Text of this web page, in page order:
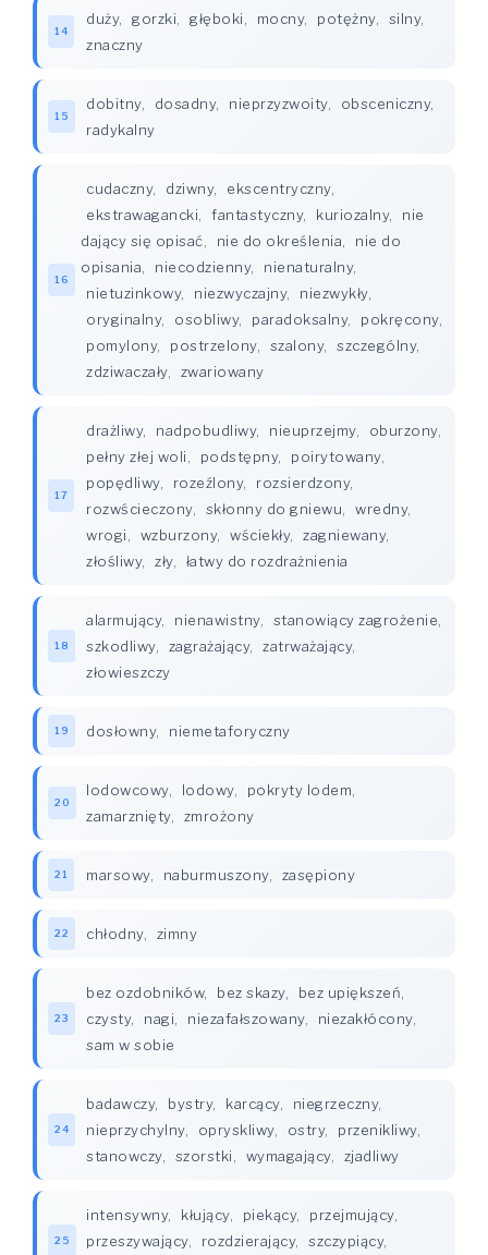
14
duży, gorzki głęboki mocny, potężny, silny,
znaczny
15
dobitny, dosadny, nieprzyzwoity, obsceniczny,
radykalny
16
cudaczny, dziwny, ekscentryczny,
ekstrawagancki
fantastyczny, kuriozalny,
nie
dający się opisać
nie do określenia
nie do
opisania
niecodzienny, nienaturalny,
nietuzinkowy, niezwyczajny, niezwykły,
oryginalny, osobliwy, paradoksalny, pokręcony,
pomylony, postrzelony, szalony, szczególny,
zdziwaczały, zwariowany
17
drażliwy, nadpobudliwy, nieuprzejmy, oburzony,
pełny złej woli
podstępny, poirytowany,
popędliwy, rozeźlony, rozsierdzony,
rozwścieczony, skłonny do gniewu wredny,
wrogi
wzburzony, wściekły, zagniewany,
złośliwy, zły, łatwy do rozdrażnienia
18
alarmujący, nienawistny, stanowiący zagrożenie
szkodliwy, zagrażający, zatrważający,
złowieszczy
19 dosłowny, niemetaforyczny
20
lodowcowy, lodowy, pokryty lodem
zamarznięty, zmrożony
21 marsowy, naburmuszony, zasępiony
22 chłodny, zimny
23
bez ozdobników, bez skazy, bez upiększeń
czysty, nagi niezafałszowany, niezakłócony,
sam w sobie
24
badawczy, bystry, karcący, niegrzeczny,
nieprzychylny, opryskliwy, ostry, przenikliwy,
stanowczy, szorstki wymagający, zjadliwy
25
intensywny, kłujący, piekący, przejmujący,
przeszywający, rozdzierający, szczypiący,